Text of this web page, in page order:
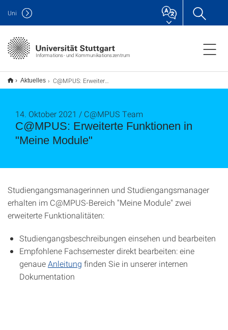
Informations- und Kommunikationszentrum
Uni
Aktuelles C@MPUS: Erweiterte Funktionen in "Meine Module"
C@MPUS: Erweiterte Funktionen in
"Meine Module"
14. Oktober 2021 / C@MPUS Team
Studiengangsmanagerinnen und Studiengangsmanager
erhalten im C@MPUS-Bereich "Meine Module" zwei
erweiterte Funktionalitäten:
Studiengangsbeschreibungen einsehen und bearbeiten
Empfohlene Fachsemester direkt bearbeiten: eine
genaueAnleitung finden Sie in unserer internen
Dokumentation